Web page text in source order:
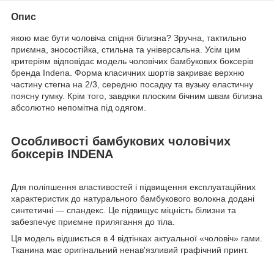
Опис
якою має бути чоловіча спідня білизна? Зручна, тактильно
приємна, зносостійка, стильна та універсальна. Усім цим
критеріям відповідає модель чоловічих бамбукових боксерів
бренда Indena. Форма класичних шортів закриває верхню
частину стегна на 2/3, середню посадку та вузьку еластичну
поясну гумку. Крім того, завдяки плоским бічним швам білизна
абсолютно непомітна під одягом.
Особливості бамбукових чоловічих
боксерів INDENA
Для поліпшення властивостей і підвищення експлуатаційних
характеристик до натурального бамбукового волокна додані
синтетичні — спандекс. Це підвищує міцність білизни та
забезпечує приємне прилягання до тіла.
Ця модель відшиється в 4 відтінках актуальної «чоловіч» гами.
Тканина має оригінальний ненав'язливий графічний принт.